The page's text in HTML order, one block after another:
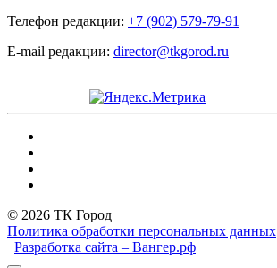
Телефон редакции: +7 (902) 579-79-91
E-mail редакции: director@tkgorod.ru
© 2026 ТК Город
Политика обработки персональных данных
Разработка сайта – Вангер.рф